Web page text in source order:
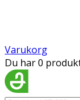
Varukorg
Du har 0